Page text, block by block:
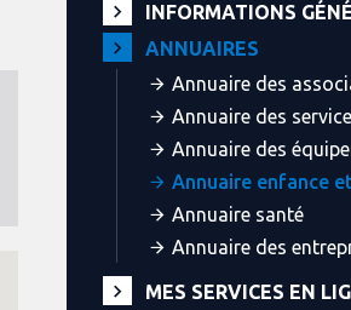
INFORMATIONS
ANNUAIRES
Annuaire des
Annuaire des
Annuaire des
Annuaire enfance
Annuaire santé
Annuaire des
MES SERVICES EN